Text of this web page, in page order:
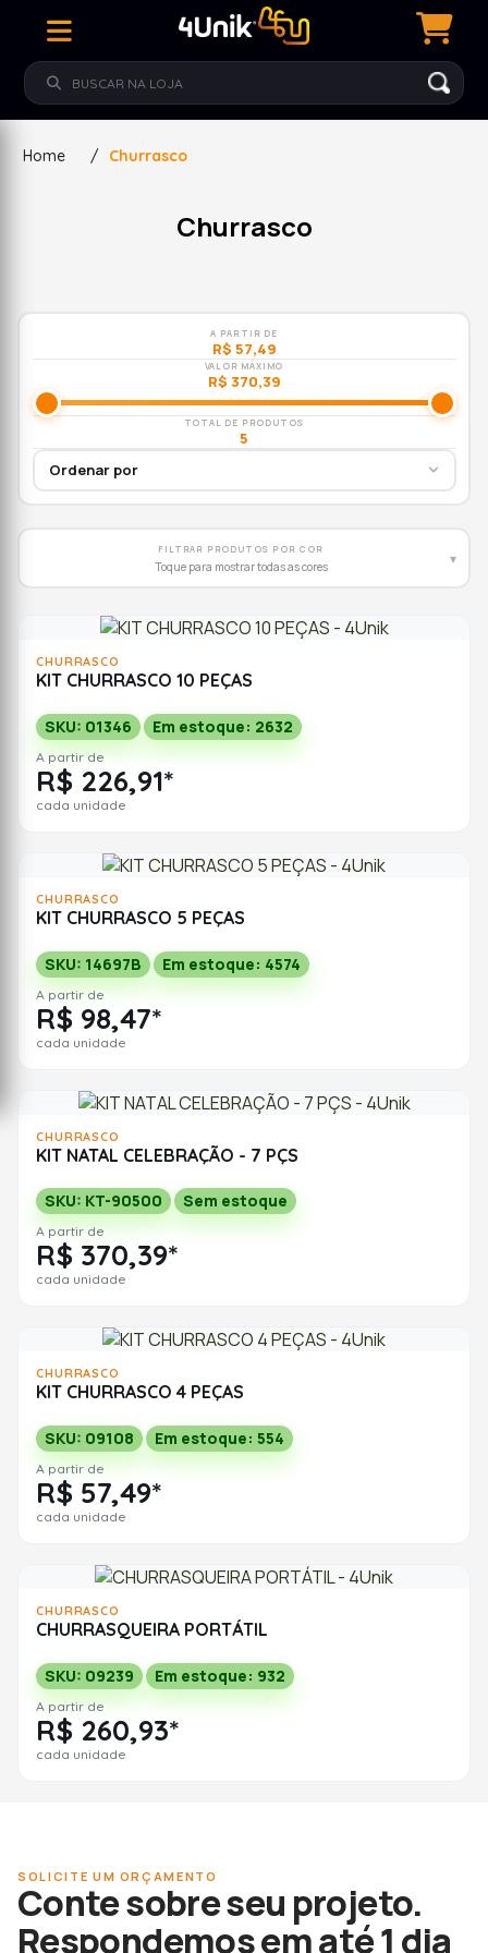
Home / Churrasco
Churrasco
A PARTIR DE
R$ 57,49
VALOR MÁXIMO
R$ 370,39
TOTAL DE PRODUTOS
5
FILTRAR PRODUTOS POR COR
Toque para mostrar todas as cores ▾
CHURRASCO
KIT CHURRASCO 10 PEÇAS
SKU: 01346 Em estoque: 2632
A partir de
R$ 226,91*
cada unidade
CHURRASCO
KIT CHURRASCO 5 PEÇAS
SKU: 14697B Em estoque: 4574
A partir de
R$ 98,47*
cada unidade
CHURRASCO
KIT NATAL CELEBRAÇÃO - 7 PÇS
SKU: KT-90500 Sem estoque
A partir de
R$ 370,39*
cada unidade
CHURRASCO
KIT CHURRASCO 4 PEÇAS
SKU: 09108 Em estoque: 554
A partir de
R$ 57,49*
cada unidade
CHURRASCO
CHURRASQUEIRA PORTÁTIL
SKU: 09239 Em estoque: 932
A partir de
R$ 260,93*
cada unidade
SOLICITE UM ORÇAMENTO
Conte sobre seu projeto.
Respondemos em até 1 dia